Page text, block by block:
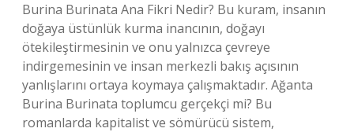
Burina Burinata Ana Fikri Nedir? Bu kuram, insanın
doğaya üstünlük kurma inancının, doğayı
ötekileştirmesinin ve onu yalnızca çevreye
indirgemesinin ve insan merkezli bakış açısının
yanlışlarını ortaya koymaya çalışmaktadır. Ağanta
Burina Burinata toplumcu gerçekçi mi? Bu
romanlarda kapitalist ve sömürücü sistem,